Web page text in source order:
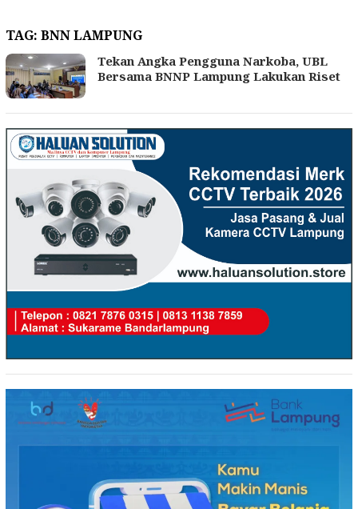
TAG: BNN LAMPUNG
Tekan Angka Pengguna Narkoba, UBL
Bersama BNNP Lampung Lakukan Riset